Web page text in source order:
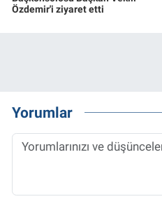
Özdemir'i ziyaret etti
Yorumlar